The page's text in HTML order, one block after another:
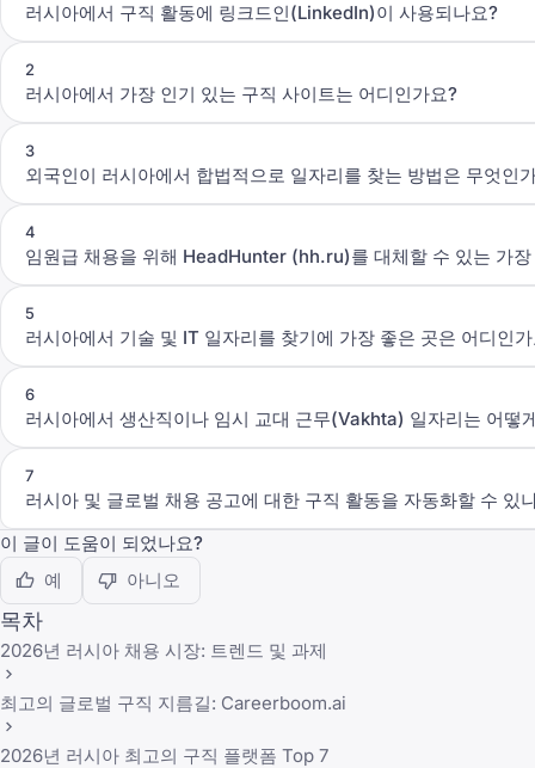
러시아에서 구직 활동에 링크드인(LinkedIn)이 사용되나요?
2
러시아에서 가장 인기 있는 구직 사이트는 어디인가요?
3
외국인이 러시아에서 합법적으로 일자리를 찾는 방법은 무엇인
4
임원급 채용을 위해 HeadHunter (hh.ru)를 대체할 수 있는 가
5
러시아에서 기술 및 IT 일자리를 찾기에 가장 좋은 곳은 어디인
6
러시아에서 생산직이나 임시 교대 근무(Vakhta) 일자리는 어떻
7
러시아 및 글로벌 채용 공고에 대한 구직 활동을 자동화할 수 있
이 글이 도움이 되었나요?
예
아니오
목차
2026년 러시아 채용 시장: 트렌드 및 과제
최고의 글로벌 구직 지름길: Careerboom.ai
2026년 러시아 최고의 구직 플랫폼 Top 7